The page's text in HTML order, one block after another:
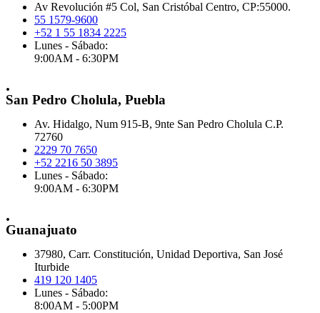
Av Revolución #5 Col, San Cristóbal Centro, CP:55000.
55 1579-9600
+52 1 55 1834 2225
Lunes - Sábado:
9:00AM - 6:30PM
.
San Pedro Cholula, Puebla
Av. Hidalgo, Num 915-B, 9nte San Pedro Cholula C.P.
72760
2229 70 7650
+52 2216 50 3895
Lunes - Sábado:
9:00AM - 6:30PM
.
Guanajuato
37980, Carr. Constitución, Unidad Deportiva, San José
Iturbide
419 120 1405
Lunes - Sábado:
8:00AM - 5:00PM